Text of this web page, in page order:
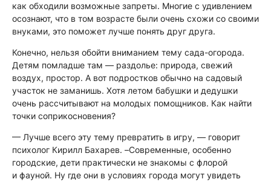
как обходили возможные запреты. Многие с удивлением
осознают, что в том возрасте были очень схожи со своими
внуками, это поможет лучше понять друг друга.
Конечно, нельзя обойти вниманием тему сада-огорода.
Детям помладше там — раздолье: природа, свежий
воздух, простор. А вот подростков обычно на садовый
участок не заманишь. Хотя летом бабушки и дедушки
очень рассчитывают на молодых помощников. Как найти
точки соприкосновения?
— Лучше всего эту тему превратить в игру, — говорит
психолог Кирилл Бахарев. –Современные, особенно
городские, дети практически не знакомы с флорой
и фауной. Ну где они в условиях города могут увидеть